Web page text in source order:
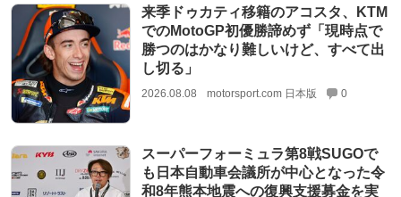
来季ドゥカティ移籍のアコスタ、KTM
でのMotoGP初優勝諦めず「現時点で
勝つのはかなり難しいけど、すべて出
し切る」
2026.08.08 motorsport.com 日本版 0
スーパーフォーミュラ第8戦SUGOで
も日本自動車会議所が中心となった令
和8年熊本地震への復興支援募金を実